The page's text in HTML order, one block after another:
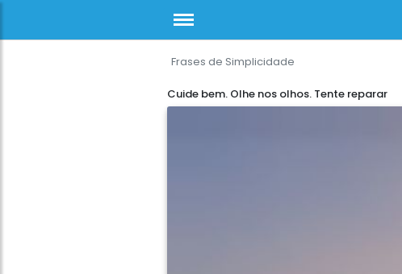
Frases de Simplicidade
Cuide bem. Olhe nos olhos. Tente reparar